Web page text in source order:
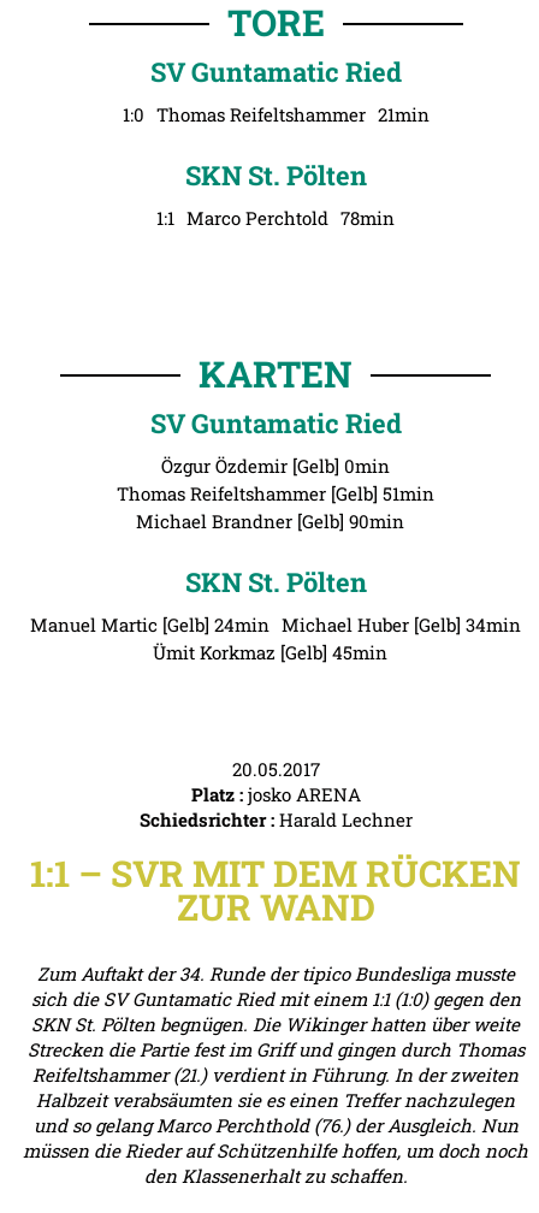
TORE
SV Guntamatic Ried
1:0 Thomas Reifeltshammer 21min
SKN St. Pölten
1:1 Marco Perchtold 78min
KARTEN
SV Guntamatic Ried
Özgur Özdemir [Gelb] 0min
Thomas Reifeltshammer [Gelb] 51min
Michael Brandner [Gelb] 90min
SKN St. Pölten
Manuel Martic [Gelb] 24min Michael Huber [Gelb] 34min
Ümit Korkmaz [Gelb] 45min
20.05.2017
Platz : josko ARENA
Schiedsrichter : Harald Lechner
1:1 – SVR MIT DEM RÜCKEN
ZUR WAND
Zum Auftakt der 34. Runde der tipico Bundesliga musste
sich die SV Guntamatic Ried mit einem 1:1 (1:0) gegen den
SKN St. Pölten begnügen. Die Wikinger hatten über weite
Strecken die Partie fest im Griff und gingen durch Thomas
Reifeltshammer (21.) verdient in Führung. In der zweiten
Halbzeit verabsäumten sie es einen Treffer nachzulegen
und so gelang Marco Perchthold (76.) der Ausgleich. Nun
müssen die Rieder auf Schützenhilfe hoffen, um doch noch
den Klassenerhalt zu schaffen.